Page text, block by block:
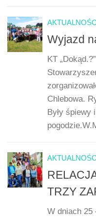
Wyjazd
KT
Chlebowa.
Były śpiewy
AKTUALNOŚCI
TRZY
W dniach 25